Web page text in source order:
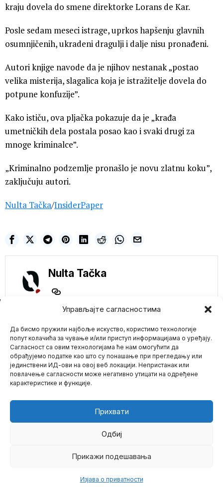
Управљајте сагласностима
Да бисмо пружили најбоље искуство, користимо технологије
попут колачића за чување и/или приступ информацијама о уређају.
Сагласност са овим технологијама ће нам омогућити да
обрађујемо податке као што су понашање при прегледању или
јединствени ИД-ови на овој веб локацији. Непристанак или
повлачење сагласности може негативно утицати на одређене
карактеристике и функције.
Прихвати
Одбиј
Прикажи подешавања
Изјава о приватности
kraju dovela do smene direktorke Lorans de Kar.
Posle sedam meseci istrage, uprkos hapšenju glavnih
osumnjičenih, ukradeni dragulji i dalje nisu pronađeni.
Autori knjige navode da je njihov nestanak „postao
velika misterija, slagalica koja je istražitelje dovela do
potpune konfuzije”.
Kako ističu, ova pljačka pokazuje da je „krađa
umetničkih dela postala posao kao i svaki drugi za
mnoge kriminalce”.
„Kriminalno podzemlje pronašlo je novu zlatnu koku”,
zaključuju autori.
Nulta Tačka/InsiderPaper
Nulta Tačka
Mario zna Youtube
2026- Sva prava zadržana.
UBIJA?! LEDENA oluja
u Americi ubila
najmanje 24 osobe
Ledena oluja koja je
pogodila Sjedinjene
Američke Države usmrtila
MOZGOVA! Kim
Kardašijan izjavila da
bi doslovno JELA
G#VNA ako bi joj to
pomogne da ostane
Kardašian kaže da bi